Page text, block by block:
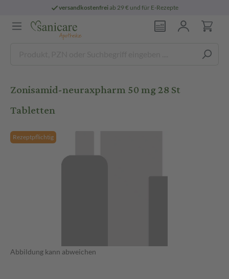
versandkostenfreiab 29 € und für E-Rezepte
Zonisamid-neuraxpharm 50 mg 28 St
Tabletten
Rezeptpflichtig
Abbildung kann abweichen